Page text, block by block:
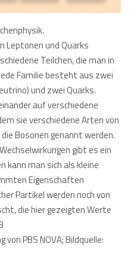
Leptonen und Quarks
Teilchen, die man in
Familie besteht aus zwei
und zwei Quarks.
auf verschiedene
sie verschiedene Arten von
Bosonen genannt werden.
gibt es ein
kann man sich als kleine
Eigenschaften
Partikel werden noch von
die hier gezeigten Werte
PBS NOVA; Bildquelle: